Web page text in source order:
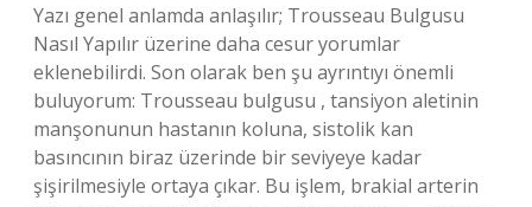
Yazı genel anlamda anlaşılır; Trousseau Bulgusu
Nasıl Yapılır üzerine daha cesur yorumlar
eklenebilirdi. Son olarak ben şu ayrıntıyı önemli
buluyorum: Trousseau bulgusu , tansiyon aletinin
manşonunun hastanın koluna, sistolik kan
basıncının biraz üzerinde bir seviyeye kadar
şişirilmesiyle ortaya çıkar. Bu işlem, brakial arterin